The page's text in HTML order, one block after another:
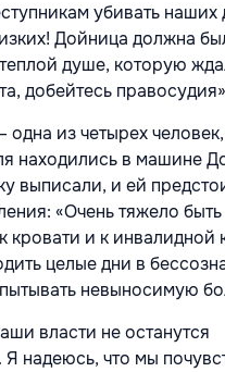
убивать наших
Дойница должна
душе, которую
добейтесь
одна из четырех
находились в машине
выписали, и ей
«Очень тяжело быть
кровати и к инвалидной
целые дни в
невыносимую
власти не останутся
надеюсь, что мы